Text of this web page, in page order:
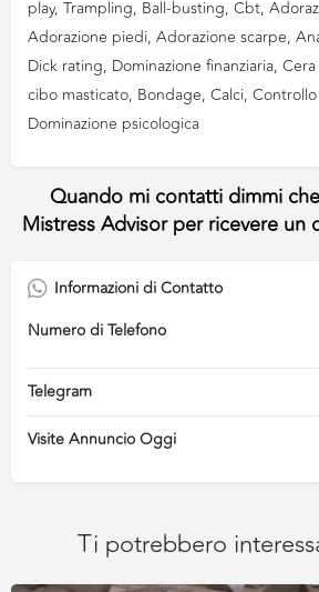
play, Trampling, Ball-busting, Cbt,
Adorazione piedi, Adorazione scarpe,
Dick rating, Dominazione finanziaria,
cibo masticato, Bondage, Calci,
Dominazione psicologica
Informazioni di Contatto
Numero di Telefono
Telegram
Visite Annuncio Oggi
Ti potrebbero